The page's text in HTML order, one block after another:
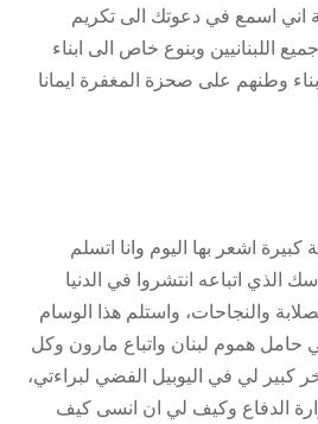
اني اسمع في دعوتك الى تكريم
اللبنانيين وبنوع خاص الى ابناء
وطنهم على صحزة المغفرة ايمانا
اشعر بها اليوم وانا اتسلم
الذي اتباعه انتشروا في الدنيا
والنجاحات، واستلم هذا الوسام
حامل هموم لبنان واتباع مارون وكل
كبير لي في اليوبيل الفضي لبراءتي،
الدفاع وكيف لي ان انسى كيف